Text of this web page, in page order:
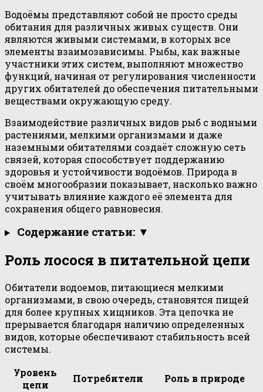
Водоёмы представляют собой не просто среды
обитания для различных живых существ. Они
являются живыми системами, в которых все
элементы взаимозависимы. Рыбы, как важные
участники этих систем, выполняют множество
функций, начиная от регулирования численности
других обитателей до обеспечения питательными
веществами окружающую среду.
Взаимодействие различных видов рыб с водными
растениями, мелкими организмами и даже
наземными обитателями создаёт сложную сеть
связей, которая способствует поддержанию
здоровья и устойчивости водоёмов. Природа в
своём многообразии показывает, насколько важно
учитывать влияние каждого её элемента для
сохранения общего равновесия.
Содержание статьи: ▼
Роль лосося в питательной цепи
Обитатели водоемов, питающиеся мелкими
организмами, в свою очередь, становятся пищей
для более крупных хищников. Эта цепочка не
прерывается благодаря наличию определенных
видов, которые обеспечивают стабильность всей
системы.
Уровень
цепи
Потребители Роль в природе